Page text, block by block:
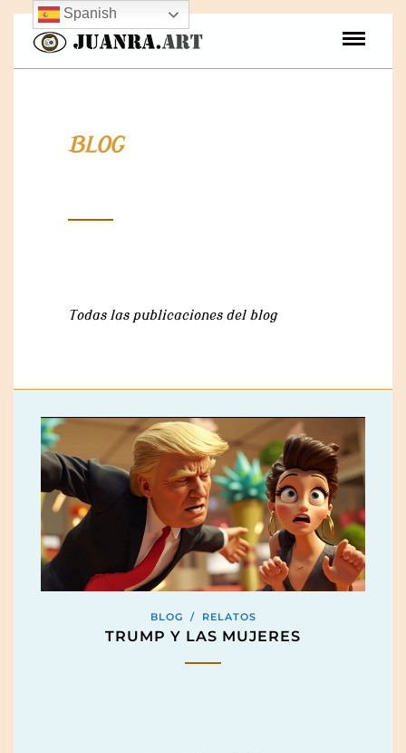
BLOG
Todas las publicaciones del blog
BLOG / RELATOS
TRUMP Y LAS MUJERES
Spanish